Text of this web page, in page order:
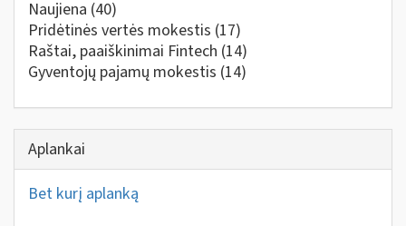
Naujiena (40)
Pridėtinės vertės mokestis (17)
Raštai, paaiškinimai Fintech (14)
Gyventojų pajamų mokestis (14)
Aplankai
Bet kurį aplanką